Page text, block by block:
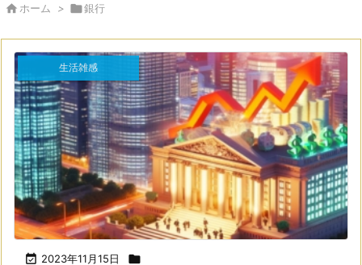
 ホーム > 銀行
 2023年11月15日 
生活雑感